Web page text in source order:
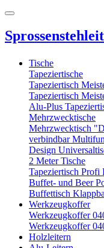
Tische
Tapeziertische
Tapeziertisch
Tapeziertisch
Alu-Plus
Mehrzwecktische
Mehrzwecktisch
verbindbar
Design
2 Meter Tische
Tapeziertisch Profi
Buffet- und Beer
Buffettisch
Werkzeugkoffer
Werkzeugkoffer
Werkzeugkoffer
Holzleitern